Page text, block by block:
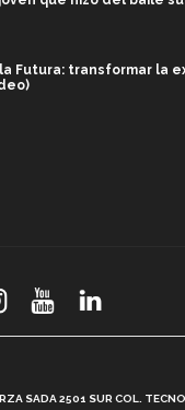
Futura: transformar la
(video)
SADA 2501 SUR COL.